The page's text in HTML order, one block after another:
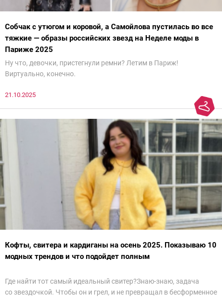
Собчак с утюгом и коровой, а Самойлова пустилась во все
тяжкие — образы российских звезд на Неделе моды в
Париже 2025
Ну что, девочки, пристегнули ремни? Летим в Париж!
Виртуально, конечно.
21.10.2025
Кофты, свитера и кардиганы на осень 2025. Показываю 10
модных трендов и что подойдет полным
Где найти тот самый идеальный свитер?Знаю-знаю, задача
со звездочкой. Чтобы он и грел, и не превращал в бесформенное